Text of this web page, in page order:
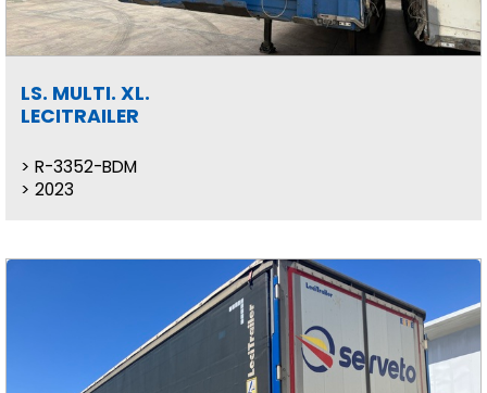
LS. MULTI. XL.
LECITRAILER
R-3352-BDM
2023